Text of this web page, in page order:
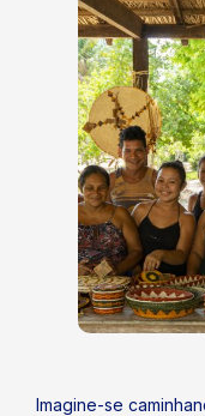
Imagine-se